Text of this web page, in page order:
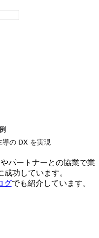
導の DX を実現
パートナーとの協業で業
功しています。
グでも紹介しています。